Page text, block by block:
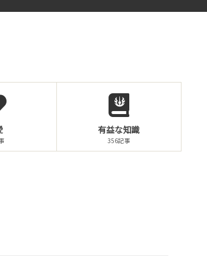
有益な知識
356記事